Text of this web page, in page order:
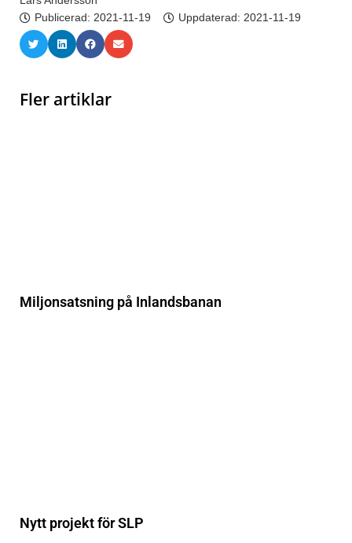
Publicerad: 2021-11-19 Uppdaterad: 2021-11-19
Fler artiklar
Miljonsatsning på Inlandsbanan
Nytt projekt för SLP